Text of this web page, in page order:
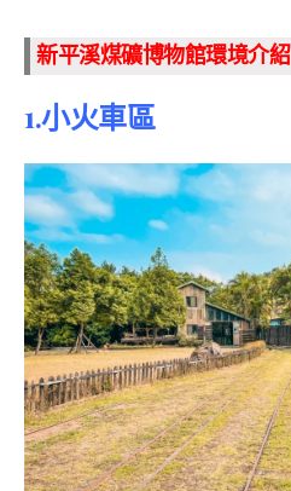
新平溪煤礦博物館環境介紹
1.小火車區